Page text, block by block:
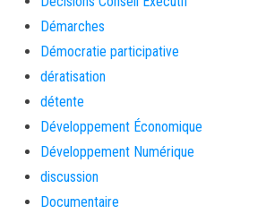
Démarches
Démocratie participative
dératisation
détente
Développement Économique
Développement Numérique
discussion
Documentaire